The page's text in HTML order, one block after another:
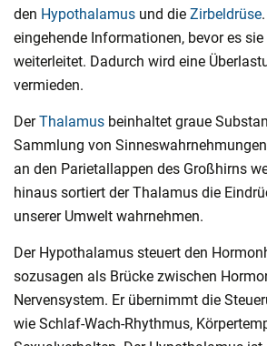
den Hypothalamus und die Zirbeldrüse
eingehende Informationen, bevor es
weiterleitet. Dadurch wird eine
vermieden.
DerThalamus beinhaltet graue
Sammlung von
an den Parietallappen des Großhirns
hinaus sortiert der Thalamus die
unserer Umwelt wahrnehmen.
Der Hypothalamus steuert den
sozusagen als Brücke zwischen
Nervensystem. Er übernimmt die
wie Schlaf-Wach-Rhythmus,